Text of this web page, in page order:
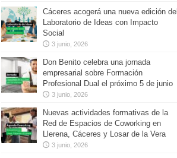
Cáceres acogerá una nueva edición del
Laboratorio de Ideas con Impacto
Social
3 junio, 2026
Don Benito celebra una jornada
empresarial sobre Formación
Profesional Dual el próximo 5 de junio
3 junio, 2026
Nuevas actividades formativas de la
Red de Espacios de Coworking en
Llerena, Cáceres y Losar de la Vera
3 junio, 2026